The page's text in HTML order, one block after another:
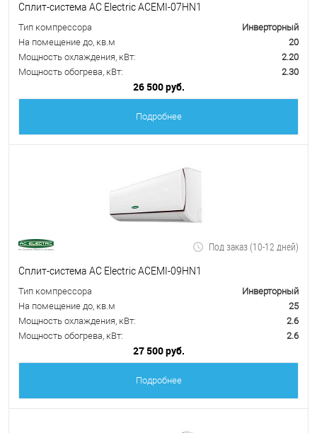
Сплит-система AC Electric ACEMI-07HN1
Тип компрессора
Инверторный
На помещение до, кв.м
20
Мощность охлаждения, кВт:
2.20
Мощность обогрева, кВт:
2.30
26 500 руб.
Подробнее
Под заказ (10-12 дней)
Сплит-система AC Electric ACEMI-09HN1
Тип компрессора
Инверторный
На помещение до, кв.м
25
Мощность охлаждения, кВт:
2.6
Мощность обогрева, кВт:
2.6
27 500 руб.
Подробнее